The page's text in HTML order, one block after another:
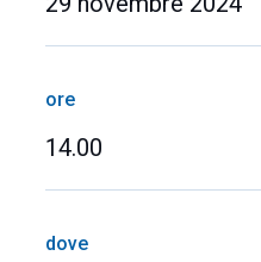
ore
14.00
dove